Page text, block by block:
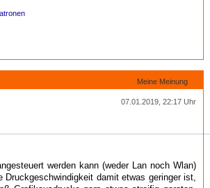
Meine Meinung
07.01.2019, 22:17 Uhr
werden kann (weder Lan noch Wlan)
damit etwas geringer ist,